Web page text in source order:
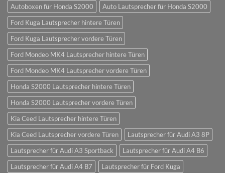
Autoboxen für Honda S2000
Auto Lautsprecher für Honda S2000
Ford Kuga Lautsprecher hintere Türen
Ford Kuga Lautsprecher vordere Türen
Ford Mondeo MK4 Lautsprecher hintere Türen
Ford Mondeo MK4 Lautsprecher vordere Türen
Honda S2000 Lautsprecher hintere Türen
Honda S2000 Lautsprecher vordere Türen
Kia Ceed Lautsprecher hintere Türen
Kia Ceed Lautsprecher vordere Türen
Lautsprecher für Audi A3 8P
Lautsprecher für Audi A3 Sportback
Lautsprecher für Audi A4 B6
Lautsprecher für Audi A4 B7
Lautsprecher für Ford Kuga